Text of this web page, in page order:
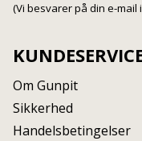
(Vi besvarer på din e-mail
Om Gunpit
Sikkerhed
Handelsbetingelser